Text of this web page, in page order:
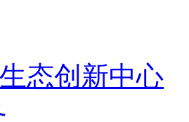
态创新中心